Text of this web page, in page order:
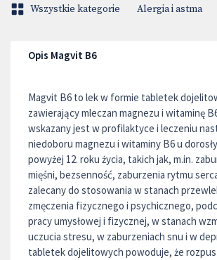
Wszystkie kategorie Alergia i astma
Opis Magvit B6
Magvit B6 to lek w formie tabletek
zawierający mleczan magnezu i witaminę
wskazany jest w profilaktyce i leczeniu
niedoboru magnezu i witaminy B6 u
powyżej 12. roku życia, takich jak, m.in.
mięśni, bezsenność, zaburzenia rytmu
zalecany do stosowania w stanach
zmęczenia fizycznego i psychicznego,
pracy umysłowej i fizycznej, w stanach
uczucia stresu, w zaburzeniach snu i w
tabletek dojelitowych powoduje, że